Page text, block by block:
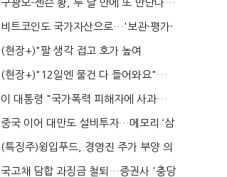
구광모-젠슨 황, 두 달 만에 또 만난다…
로봇·AI 등 논...
비트코인도 국가자산으로…'보관·평가·
처분' 기준은 ...
(현장+)"팔 생각 접고 호가 높여
요"…'덜 똘똘한 한 채' 20...
(현장+)"12일엔 물건 다 들어와요"…
빈 매대 채우며 문 연 ...
이 대통령 "국가폭력 피해자에 사과…
적극적 조사로 진...
중국 이어 대만도 설비투자…메모리 ‘삼
국전쟁’
(특징주)윙입푸드, 경영진 주가 부양 의
지에 상한가...
국고채 담합 과징금 철퇴…증권사 '충당